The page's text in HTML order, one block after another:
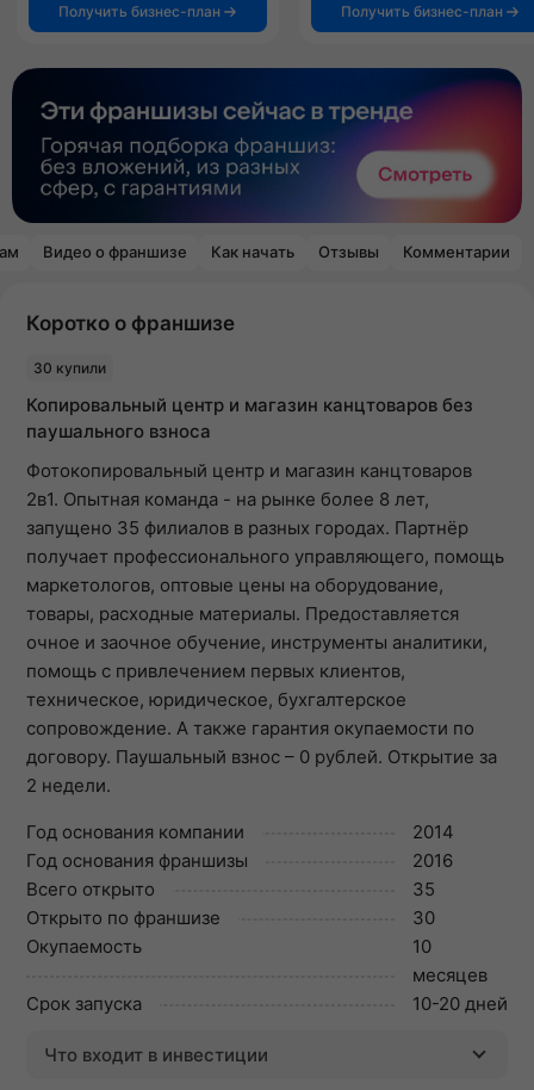
Получить бизнес-план
Получить бизнес-план
Видео о франшизе Как начать Отзывы Комментарии
Коротко о франшизе
30 купили
Копировальный центр и магазин канцтоваров без
паушального взноса
Фотокопировальный центр и магазин канцтоваров
2в1. Опытная команда - на рынке более 8 лет,
запущено 35 филиалов в разных городах. Партнёр
получает профессионального управляющего, помощь
маркетологов, оптовые цены на оборудование,
товары, расходные материалы. Предоставляется
очное и заочное обучение, инструменты аналитики,
помощь с привлечением первых клиентов,
техническое, юридическое, бухгалтерское
сопровождение. А также гарантия окупаемости по
договору. Паушальный взнос – 0 рублей. Открытие за
2 недели.
Год основания компании
2014
Год основания франшизы
2016
Всего открыто
35
Открыто по франшизе
30
Окупаемость
10
месяцев
Срок запуска
10-20 дней
Что входит в инвестиции